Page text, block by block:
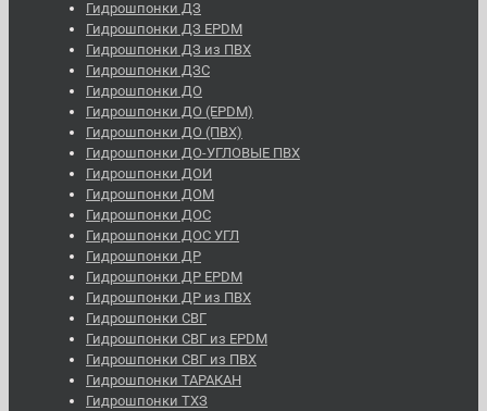
Гидрошпонки ДЗ
Гидрошпонки ДЗ EPDM
Гидрошпонки ДЗ из ПВХ
Гидрошпонки ДЗС
Гидрошпонки ДО
Гидрошпонки ДО (EPDM)
Гидрошпонки ДО (ПВХ)
Гидрошпонки ДО-УГЛОВЫЕ ПВХ
Гидрошпонки ДОИ
Гидрошпонки ДОМ
Гидрошпонки ДОС
Гидрошпонки ДОС УГЛ
Гидрошпонки ДР
Гидрошпонки ДР EPDM
Гидрошпонки ДР из ПВХ
Гидрошпонки СВГ
Гидрошпонки СВГ из EPDM
Гидрошпонки СВГ из ПВХ
Гидрошпонки ТАРАКАН
Гидрошпонки ТХЗ